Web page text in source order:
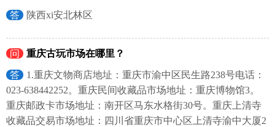
答 陕西xi安北林区
问 重庆古玩市场在哪里？
答
1.重庆文物商店地址：重庆市渝中区民生路238号电话：
023-638442252。重庆民间收藏品市场地址：重庆博物馆3。
重庆邮政卡市场地址：南开区马东水格街30号。重庆上清寺
收藏品交易市场地址：四川省重庆市中心区上清寺渝中大厦2